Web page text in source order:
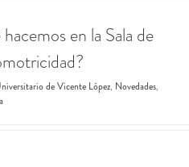
en la Sala de
de Vicente López, Novedades,